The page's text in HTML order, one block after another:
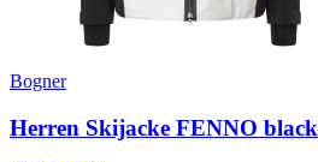
Bogner
Herren Skijacke FENNO black